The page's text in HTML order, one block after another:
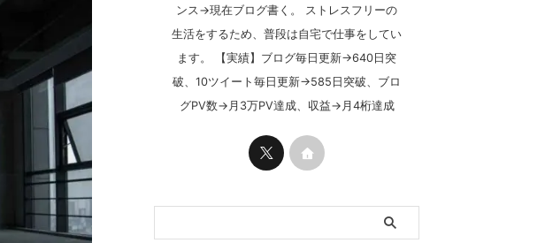
ンス→現在ブログ書く。 ストレスフリーの
生活をするため、普段は自宅で仕事をしてい
ます。 【実績】ブログ毎日更新→640日突
破、10ツイート毎日更新→585日突破、ブロ
グPV数→月3万PV達成、収益→月4桁達成